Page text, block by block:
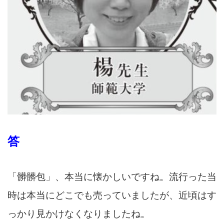
答
「髒髒包」 、本当に懐かしいですね。 流行った当
時は本当にどこでも売っていましたが、近頃はす
っかり見かけなくなりましたね。